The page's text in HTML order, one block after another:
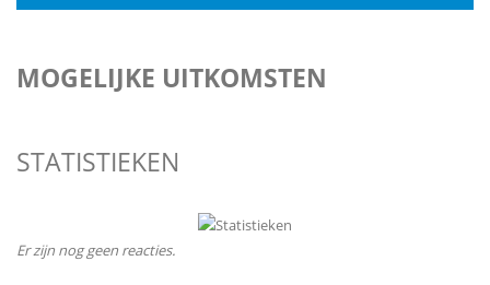
MOGELIJKE UITKOMSTEN
STATISTIEKEN
Er zijn nog geen reacties.